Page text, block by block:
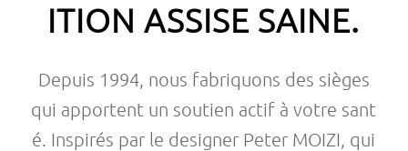
ITION ASSISE SAINE.
Depuis 1994, nous fabriquons des sièges
qui apportent un soutien actif à votre sant
é. Inspirés par le designer Peter MOIZI, qui